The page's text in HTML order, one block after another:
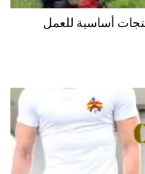
أساسية للعمل